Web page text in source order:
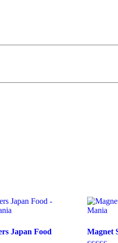
Japan Food Magnet